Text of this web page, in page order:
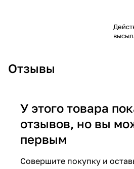
Отзывы
У этого товара
отзывов, но вы
первым
Совершите покупку и